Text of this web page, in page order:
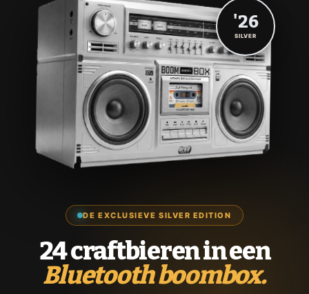
DE EXCLUSIEVE SILVER EDITION
24 craftbieren in een
Bluetooth boombox.
'26
SILVER